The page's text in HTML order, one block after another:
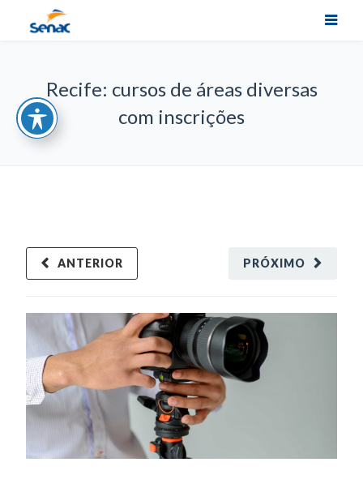
Recife: cursos de áreas diversas
com inscrições
PRÓXIMO
ANTERIOR